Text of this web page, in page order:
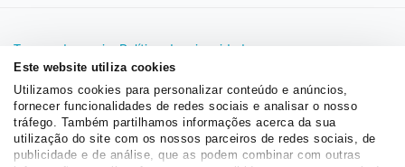
Este website utiliza cookies
Utilizamos cookies para personalizar conteúdo e anúncios,
fornecer funcionalidades de redes sociais e analisar o nosso
tráfego. Também partilhamos informações acerca da sua
utilização do site com os nossos parceiros de redes sociais, de
publicidade e de análise, que as podem combinar com outras
Termos de serviço Política de privacidade
Segurança e privacidade da SendPulse
Acordo de processamento de dados
Copyright © 2015 - 2026. SendPulse. Todos os direitos
reservados.